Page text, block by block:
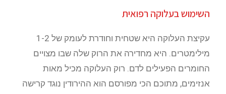
השימוש בעלוקה רפואית
עקיצת העלוקה היא שטחית וחודרת לעומק של 1-2
מילימטרים. היא מחדירה את הרוק שלה שבו מצויים
החומרים הפעילים לדם. רוק העלוקה מכיל מאות
אנזימים, מתוכם הכי מפורסם הוא ההירודין נוגד קרישה